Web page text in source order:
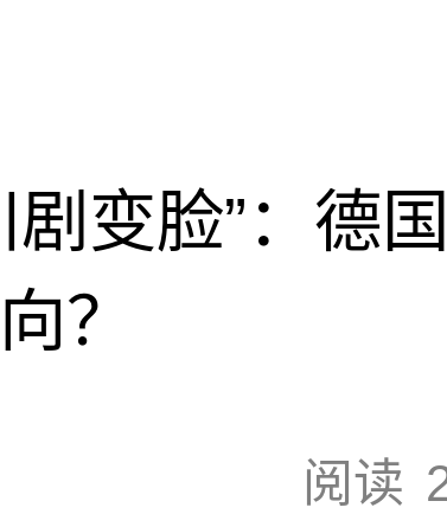
剧变脸”：德
？
阅读